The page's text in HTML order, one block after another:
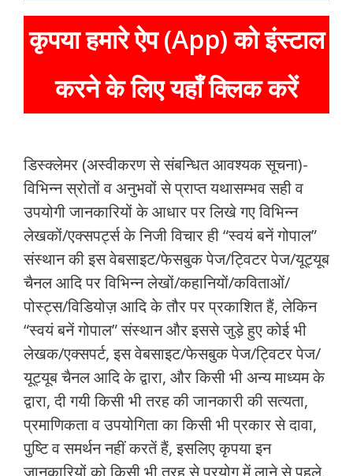
कृपया हमारे ऐप (App) को इंस्टाल
करने के लिए यहाँ क्लिक करें
डिस्क्लेमर (अस्वीकरण से संबन्धित आवश्यक सूचना)-
विभिन्न स्रोतों व अनुभवों से प्राप्त यथासम्भव सही व
उपयोगी जानकारियों के आधार पर लिखे गए विभिन्न
लेखकों/एक्सपर्ट्स के निजी विचार ही “स्वयं बनें गोपाल”
संस्थान की इस वेबसाइट/फेसबुक पेज/ट्विटर पेज/यूट्यूब
चैनल आदि पर विभिन्न लेखों/कहानियों/कविताओं/
पोस्ट्स/विडियोज़ आदि के तौर पर प्रकाशित हैं, लेकिन
“स्वयं बनें गोपाल” संस्थान और इससे जुड़े हुए कोई भी
लेखक/एक्सपर्ट, इस वेबसाइट/फेसबुक पेज/ट्विटर पेज/
यूट्यूब चैनल आदि के द्वारा, और किसी भी अन्य माध्यम के
द्वारा, दी गयी किसी भी तरह की जानकारी की सत्यता,
प्रमाणिकता व उपयोगिता का किसी भी प्रकार से दावा,
पुष्टि व समर्थन नहीं करतें हैं, इसलिए कृपया इन
जानकारियों को किसी भी तरह से प्रयोग में लाने से पहले,